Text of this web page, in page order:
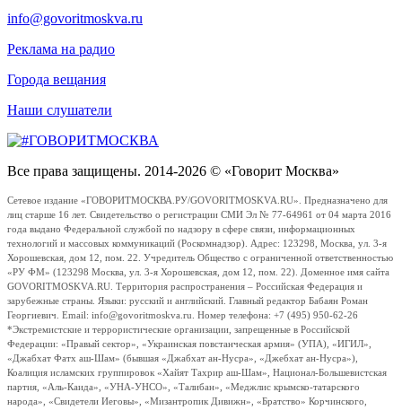
info@govoritmoskva.ru
Реклама на радио
Города вещания
Наши слушатели
Все права защищены. 2014-2026 © «Говорит Москва»
Сетевое издание «ГОВОРИТМОСКВА.РУ/GOVORITMOSKVA.RU». Предназначено для
лиц старше 16 лет. Свидетельство о регистрации СМИ Эл № 77-64961 от 04 марта 2016
года выдано Федеральной службой по надзору в сфере связи, информационных
технологий и массовых коммуникаций (Роскомнадзор). Адрес: 123298, Москва, ул. 3-я
Хорошевская, дом 12, пом. 22. Учредитель Общество с ограниченной ответственностью
«РУ ФМ» (123298 Москва, ул. 3-я Хорошевская, дом 12, пом. 22). Доменное имя сайта
GOVORITMOSKVA.RU. Территория распространения – Российская Федерация и
зарубежные страны. Языки: русский и английский. Главный редактор Бабаян Роман
Георгиевич. Email: info@govoritmoskva.ru. Номер телефона: +7 (495) 950-62-26
*Экстремистские и террористические организации, запрещенные в Российской
Федерации: «Правый сектор», «Украинская повстанческая армия» (УПА), «ИГИЛ»,
«Джабхат Фатх аш-Шам» (бывшая «Джабхат ан-Нусра», «Джебхат ан-Нусра»),
Коалиция исламских группировок «Хайят Тахрир аш-Шам», Национал-Большевистская
партия, «Аль-Каида», «УНА-УНСО», «Талибан», «Меджлис крымско-татарского
народа», «Свидетели Иеговы», «Мизантропик Дивижн», «Братство» Корчинского,